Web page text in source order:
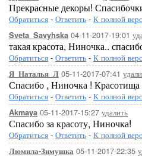
Прекрасные декоры!
Обратиться - Ответить - К полной
Sveta_Savyhska 04-11-2017-19:01
такая красота, Ниночка..
Обратиться - Ответить - К полной
Я_Наталья_Л 05-11-2017-07:41
Спасибо , Ниночка ! Красотища
Обратиться - Ответить - К полной
Akmaya 05-11-2017-15:27 удалить
Спасибо за красоту, Ниночка!
Обратиться - Ответить - К полной
Люмила-Зимушка 05-11-2017-22:35